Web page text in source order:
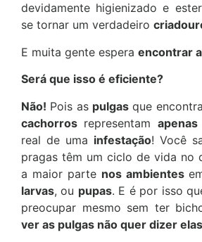
devidamente higienizado e
se tornar um verdadeiro
E muita gente espera encontrar
Será que isso é eficiente?
Não! Pois as pulgas que
cachorros representam apenas
real de uma infestação! Você
pragas têm um ciclo de vida no
a maior parte nos ambientes
larvas, ou pupas. E é por isso
preocupar mesmo sem ter
ver as pulgas não quer dizer